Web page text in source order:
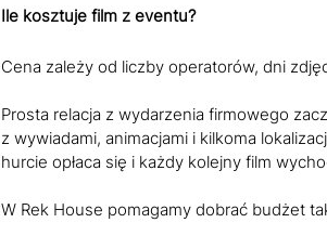
Ile kosztuje film z eventu?
Cena zależy od liczby operatorów, dni
Prosta relacja z wydarzenia firmowego
z wywiadami, animacjami i kilkoma
hurcie opłaca się i każdy kolejny film
W Rek House pomagamy dobrać budżet